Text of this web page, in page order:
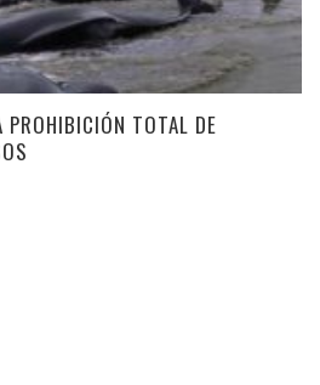
TOTAL DE